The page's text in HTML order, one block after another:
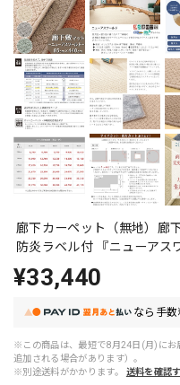
廊下カーペット（無地）廊
防炎ラベル付 『ニューアス
¥33,440
なら 手
※この商品は、最短で8月24日(月)にお
追加される場合があります）。
※別途送料がかかります。
送料を確認